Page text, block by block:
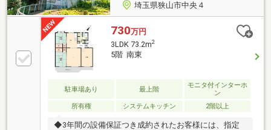
埼玉県狭山市中央４
730万円
3LDK 73.2m2
5階 南東
駐車場あり 最上階
モニタ付インターホ
ン
所有権
システムキッチン 2階以上
◆3年間の設備保証つき成約されたお客様には、指定